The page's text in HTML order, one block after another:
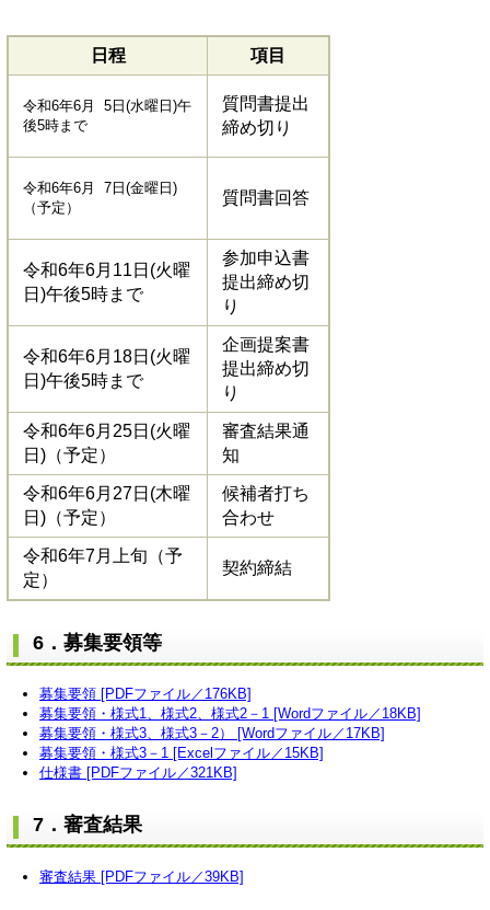
日程 項目
令和6年6月 5日(水曜日)午
後5時まで
質問書提出
締め切り
令和6年6月 7日(金曜日)
（予定）
質問書回答
令和6年6月11日(火曜
日)午後5時まで
参加申込書
提出締め切
り
令和6年6月18日(火曜
日)午後5時まで
企画提案書
提出締め切
り
令和6年6月25日(火曜
日)（予定）
審査結果通
知
令和6年6月27日(木曜
日)（予定）
候補者打ち
合わせ
令和6年7月上旬（予
定）
契約締結
6．募集要領等
募集要領 [PDFファイル／176KB]
募集要領・様式1、様式2、様式2－1 [Wordファイル／18KB]
募集要領・様式3、様式3－2） [Wordファイル／17KB]
募集要領・様式3－1 [Excelファイル／15KB]
仕様書 [PDFファイル／321KB]
7．審査結果
審査結果 [PDFファイル／39KB]